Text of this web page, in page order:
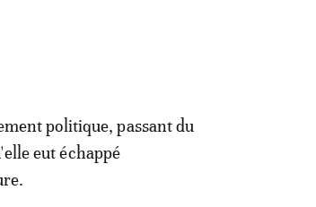
politique, passant du
eut échappé